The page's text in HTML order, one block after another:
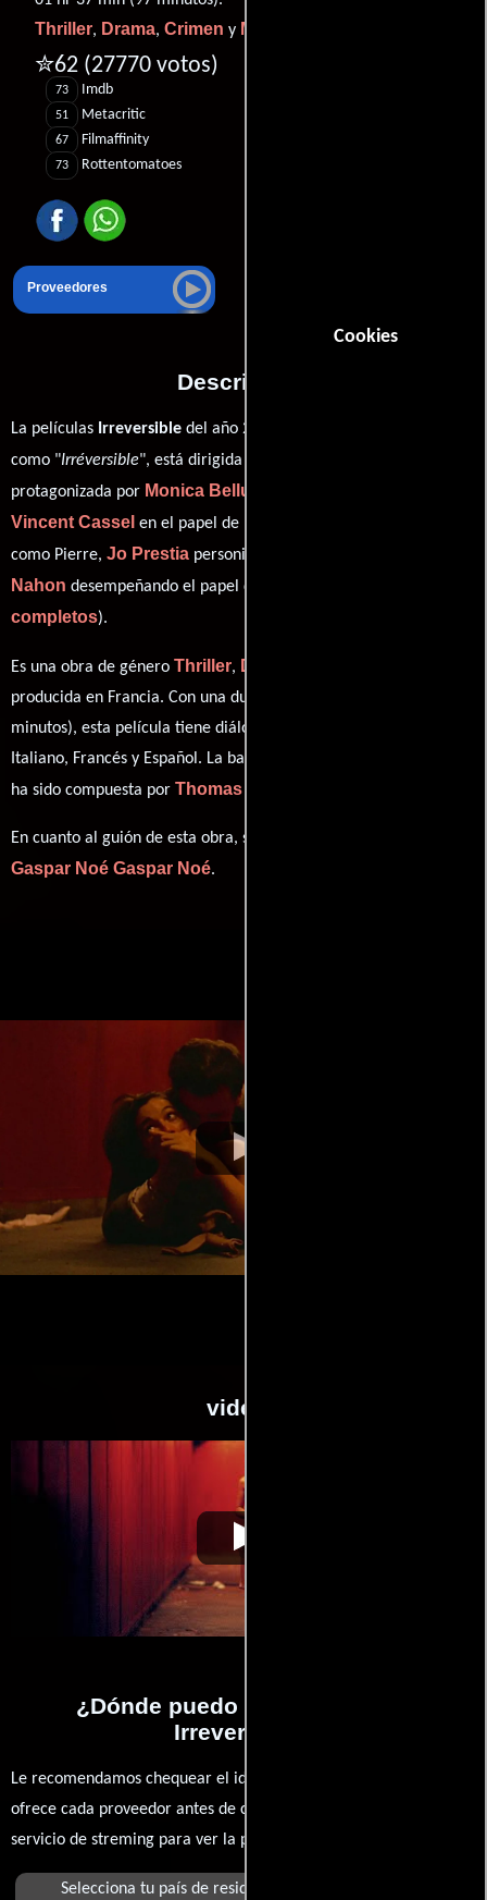
Cookies
Thriller, Drama, Crimen y Misterio
✮62 (27770 votos)
73 Imdb
51 Metacritic
67 Filmaffinity
73 Rottentomatoes
Proveedores
Descripción
La películas Irreversible del año 2003, conocida originalmente
como "Irréversible", está dirigida por
protagonizada por Monica Bellucci
Vincent Cassel en el papel de Marcus,
como Pierre, Jo Prestia personificando a Le Tenia y
Nahon desempeñando el papel de hombre (
completos).
Es una obra de género Thriller, Drama
producida en Francia. Con una duración de 01 hr 37 min (97
minutos), esta película tiene diálogos originales en
Italiano, Francés y Español . La banda sonora para esta producción
ha sido compuesta por Thomas Bangalter
En cuanto al guión de esta obra, se encuentra a cargo de
Gaspar Noé Gaspar Noé.
videos
¿Dónde puedo ver la películas
Irreversible?
Le recomendamos chequear el idioma, doblaje o subtítulos que
ofrece cada proveedor antes de comprar, alquilar o contratar un
servicio de streming para ver la películas.
Selecciona tu país de residencia